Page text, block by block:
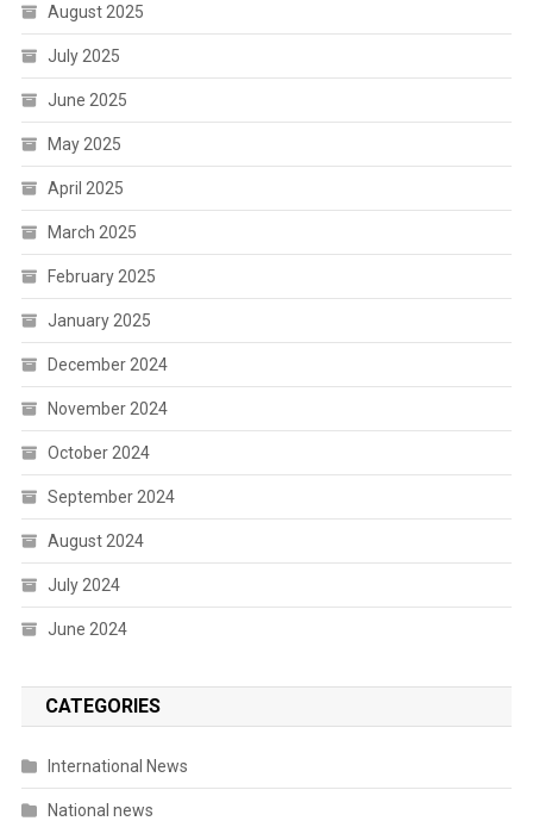
August 2025
July 2025
June 2025
May 2025
April 2025
March 2025
February 2025
January 2025
December 2024
November 2024
October 2024
September 2024
August 2024
July 2024
June 2024
CATEGORIES
International News
National news